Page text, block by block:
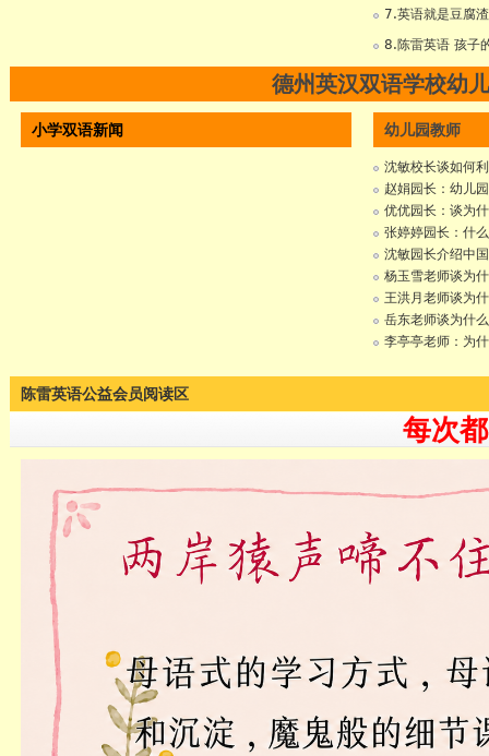
7.英语就是豆腐
8.陈雷英语 孩子
德州英汉双语学校幼
小学双语新闻 幼儿园教师
沈敏校长谈如何
赵娟园长：幼儿
优优园长：谈为
张婷婷园长：什
沈敏园长介绍中
杨玉雪老师谈为
王洪月老师谈为
岳东老师谈为什
李亭亭老师：为
陈雷英语公益会员阅读区
每次